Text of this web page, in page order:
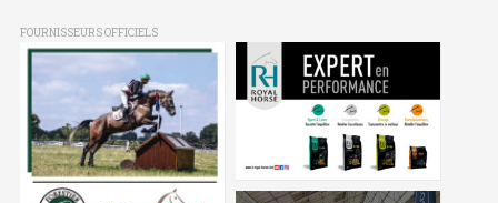
FOURNISSEURS OFFICIELS